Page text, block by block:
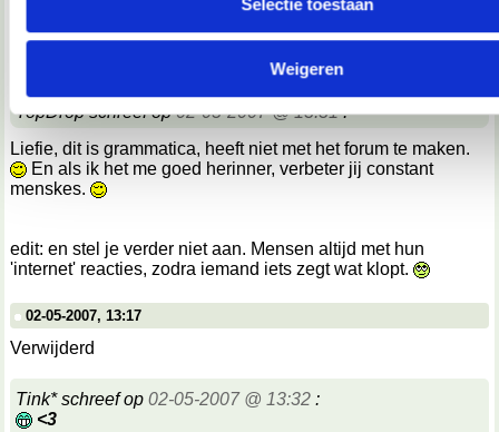
67 derdendie uw gegevens kunnen
en verwerken.
Weigeren
02-05-2007, 13:14
TopDrop schreef op02-05-2007 @ 13:31:
Liefie, dit is grammatica, heeft niet met het forum te maken.
En als ik het me goed herinner, verbeter jij constant
menskes.
edit: en stel je verder niet aan. Mensen altijd met hun
'internet' reacties, zodra iemand iets zegt wat klopt.
02-05-2007, 13:17
Verwijderd
Tink* schreef op 02-05-2007 @ 13:32 :
<3